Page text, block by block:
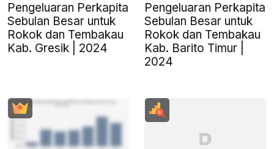
Pengeluaran Perkapita
Sebulan Besar untuk
Rokok dan Tembakau
Kab. Gresik | 2024
Pengeluaran Perkapita
Sebulan Besar untuk
Rokok dan Tembakau
Kab. Barito Timur |
2024